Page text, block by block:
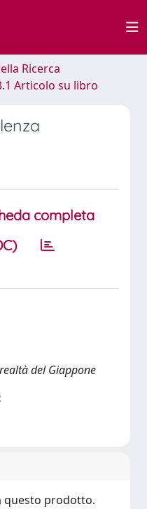
Ricerca
Articolo su libro
completa
del Giappone
questo prodotto.